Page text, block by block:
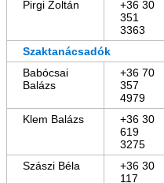
Pirgi Zoltán
+36 30
351
3363
Szaktanácsadók
Babócsai
Balázs
+36 70
357
4979
Klem Balázs
+36 30
619
3275
Szászi Béla
+36 30
117